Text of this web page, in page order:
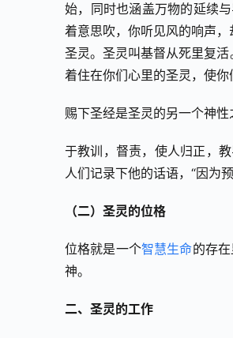
始，同时也涵盖万物的延续
着意思吹，你听见风的响声
圣灵。圣灵叫基督从死里复
着住在你们心里的圣灵，使你
赐下圣经是圣灵的另一个神性
于教训，督责，使人归正，
人们记录下他的话语，“因为
（二）圣灵的位格
位格就是一个智慧生命的存
神。
二、圣灵的工作